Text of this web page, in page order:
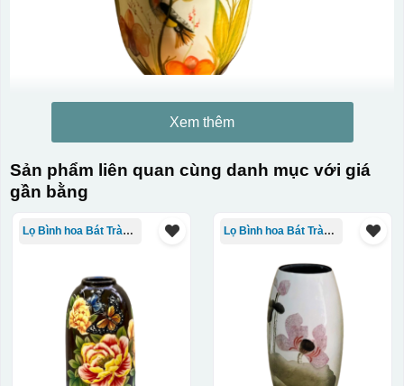
Xem thêm
Sản phẩm liên quan cùng danh mục với giá
gần bằng
Lọ Bình hoa Bát Tràng in logo Lọ Bình hoa Bát Tràng in logo